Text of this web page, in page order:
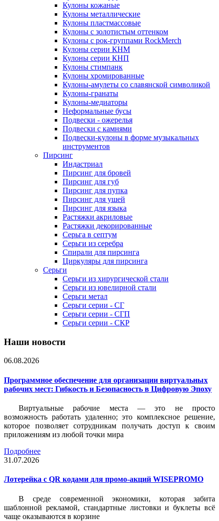
Кулоны кожаные
Кулоны металлические
Кулоны пластмассовые
Кулоны с золотистым оттенком
Кулоны с рок-группами RockMerch
Кулоны серии КНМ
Кулоны серии КНП
Кулоны стимпанк
Кулоны хромированные
Кулоны-амулеты со славянской символикой
Кулоны-гранаты
Кулоны-медиаторы
Неформальные бусы
Подвески - ожерелья
Подвески с камнями
Подвески-кулоны в форме музыкальных
инструментов
Пирсинг
Индастриал
Пирсинг для бровей
Пирсинг для губ
Пирсинг для пупка
Пирсинг для ушей
Пирсинг для языка
Растяжки акриловые
Растяжки декорированные
Серьга в септум
Серьги из серебра
Спирали для пирсинга
Циркуляры для пирсинга
Серьги
Серьги из хирургической стали
Серьги из ювелирной стали
Серьги метал
Серьги серии - СГ
Серьги серии - СГП
Серьги серии - СКР
Наши новости
06.08.2026
Программное обеспечение для организации виртуальных
рабочих мест: Гибкость и Безопасность в Цифровую Эпоху
Виртуальные рабочие места — это не просто
возможность работать удаленно; это комплексное решение,
которое позволяет сотрудникам получать доступ к своим
приложениям из любой точки мира
Подробнее
31.07.2026
Лотерейка c QR кодами для промо-акций WISEPROMO
В среде современной экономики, которая забита
шаблонной рекламой, стандартные листовки и буклеты всё
чаще оказываются в корзине